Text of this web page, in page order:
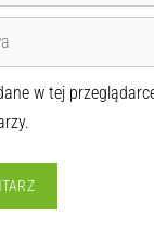
w tej